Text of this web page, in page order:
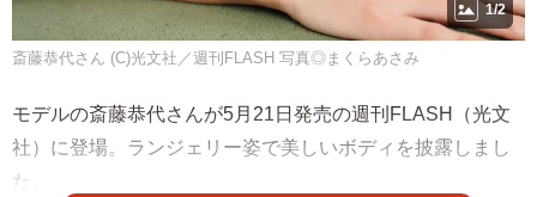
1/2
斎藤恭代さん (C)光文社／週刊FLASH 写真◎まくらあさみ
モデルの斎藤恭代さんが5月21日発売の週刊FLASH（光文
社）に登場。ランジェリー姿で美しいボディを披露しまし
た。